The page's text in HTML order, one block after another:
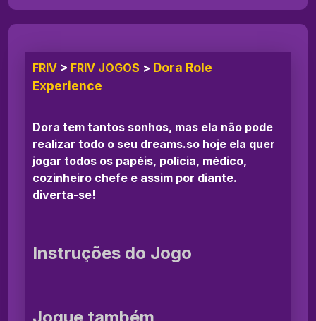
FRIV > FRIV JOGOS > Dora Role
Experience
Dora tem tantos sonhos, mas ela não pode
realizar todo o seu dreams.so hoje ela quer
jogar todos os papéis, polícia, médico,
cozinheiro chefe e assim por diante.
diverta-se!
Instruções do Jogo